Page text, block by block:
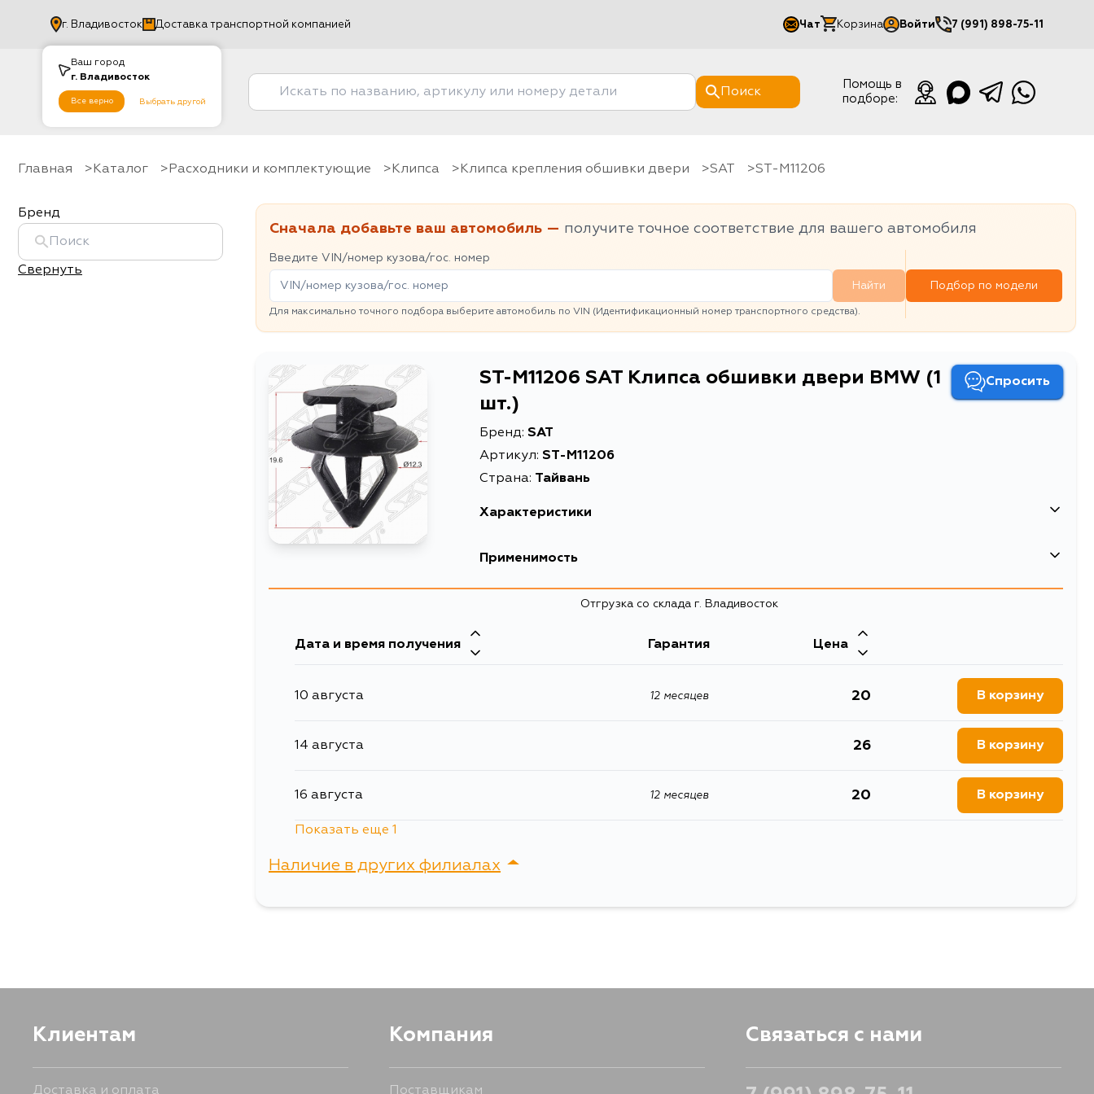
Ваш город
г. Владивосток
Все верно Выбрать другой
г. Владивосток Доставка транспортной компанией Чат Корзина Войти
Мой кабинет
7 (991) 898-75-11
Поиск
Помощь в
подборе:
Главная Каталог Расходники и комплектующие клипса Клипса крепления обшивки двери SAT ST-M11206
Бренд
Свернуть
Сначала добавьте ваш автомобиль — получите точное соответствие для вашего автомобиля
Введите VIN/номер кузова/гос. номер
Найти
Для максимально точного подбора выберите автомобиль по VIN (Идентификационный номер транспортного средства).
Подбор по модели
ST-M11206 SAT Клипса обшивки двери BMW (1
шт.)
Спросить
Бренд: SAT
Артикул: ST-M11206
Страна: Тайвань
Характеристики
Описание
Применимость
Отгрузка со склада г. Владивосток
Дата и время получения Гарантия Цена
10 августа 12 месяцев 20 В корзину
14 августа 26 В корзину
16 августа 12 месяцев 20 В корзину
Показать еще 1
Наличие в других филиалах
Клиентам
Доставка и оплата
Компания
Поставщикам
Связаться с нами